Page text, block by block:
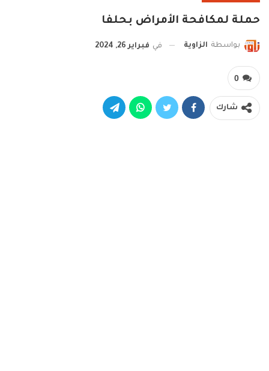
حملة لمكافحة الأمراض بحلفا
بواسطة الزاوية في فبراير 26, 2024
0
شارك